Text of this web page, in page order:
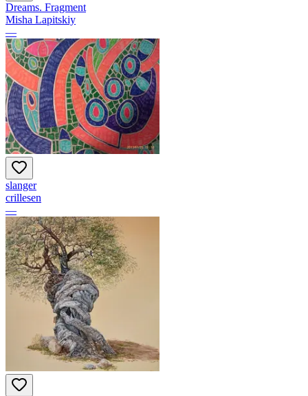
Dreams. Fragment
Misha Lapitskiy
—
slanger
crillesen
—